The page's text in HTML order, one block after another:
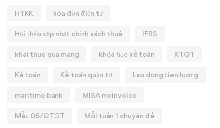
HTKK hóa đơn điện tử
Hội thảo cập nhật chính sách thuế IFRS
khai thue qua mang khóa học kế toán KTQT
Kế toán Kế toán quản trị Lao dong tien luong
maritime bank MISA meInvoice
Mẫu 06/GTGT Mỗi tuần 1 chuyên đề